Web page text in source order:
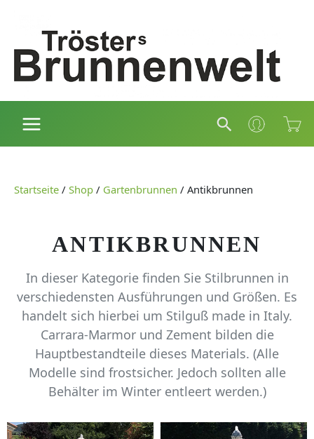
springen
Suchen
Startseite / Shop / Gartenbrunnen / Antikbrunnen
ANTIKBRUNNEN
In dieser Kategorie finden Sie Stilbrunnen in
verschiedensten Ausführungen und Größen. Es
handelt sich hierbei um Stilguß made in Italy.
Carrara-Marmor und Zement bilden die
Hauptbestandteile dieses Materials. (Alle
Modelle sind frostsicher. Jedoch sollten alle
Behälter im Winter entleert werden.)